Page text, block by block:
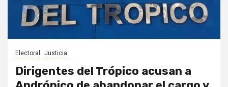
Electoral Justicia
Dirigentes del Trópico acusan a